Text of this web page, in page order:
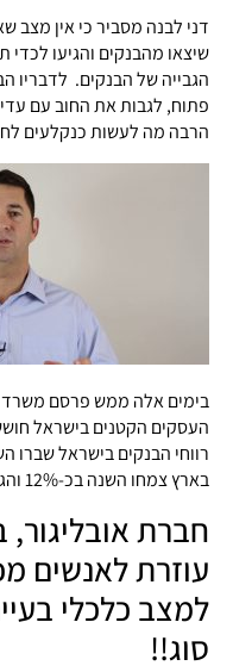
דני לבנה מסביר כי אין מצב
שיצאו מהבנקים והגיעו
הגבייה של הבנקים. לדבריו
פתוח, לגבות את החוב עם
הרבה מה לעשות כנקלעים
העסקים הקטנים בישראל
בארץ צמחו השנה בכ-12% והגיעו לשיא של 9.11 מיליארד שקל.
חברת אובליגור,
עוזרת לאנשים
למצב כלכלי
סוג!!